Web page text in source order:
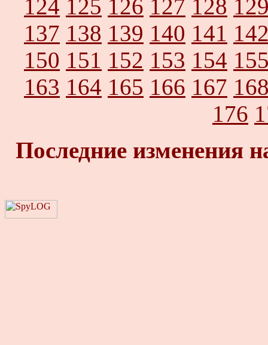
124 125 126 127 128
137 138 139 140 141
150 151 152 153 154
163 164 165 166 167
176
Последние изменения